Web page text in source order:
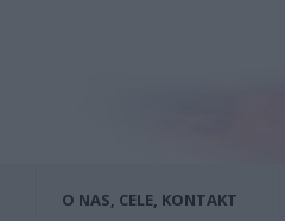
O NAS, CELE, KONTAKT